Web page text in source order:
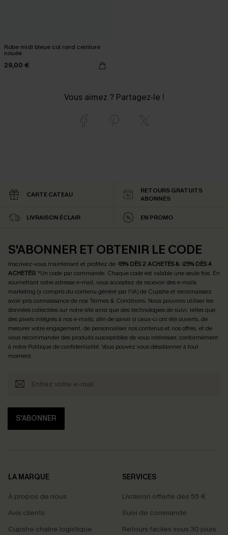
Robe midi bleue col rond ceinture
nouée
29,00 €
Vous aimez ? Partagez-le !
CARTE CATEAU
RETOURS GRATUITS
ABONNÉS
LIVRAISON ÉCLAIR EN PROMO
S'ABONNER ET OBTENIR LE CODE
Inscrivez-vous maintenant et profitez de -15% DÈS 2 ACHETÉS & -25% DÈS 4
ACHETÉS! *Un code par commande. Chaque code est valable une seule fois. En
soumettant votre adresse e-mail, vous acceptez de recevoir des e-mails
marketing (y compris du contenu généré par l'IA) de Cupshe et reconnaissez
avoir pris connaissance de nosTermes & Conditions. Nous pouvons utiliser les
données collectées sur notre site ainsi que des technologies de suivi, telles que
des pixels intégrés à nos e-mails, afin de savoir si ceux-ci ont été ouverts, de
mesurer votre engagement, de personnaliser nos contenus et nos offres, et de
vous recommander des produits susceptibles de vous intéresser, conformément
à notre Politique de confidentialité. Vous pouvez vous désabonner à tout
moment.
S'ABONNER
LA MARQUE
À propos de nous
Avis clients
Cupshe chaîne logistique
SERVICES
Livraison offerte dès 55 €
Suivi de commande
Retours faciles sous 30 jours